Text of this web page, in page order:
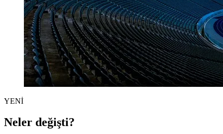
YENİ
Neler değişti?